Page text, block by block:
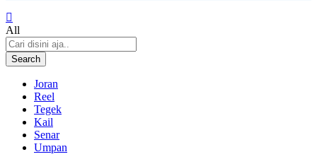
All
Search
Joran
Reel
Tegek
Kail
Senar
Umpan